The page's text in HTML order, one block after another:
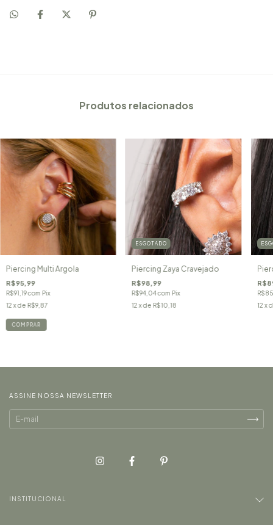
Produtos relacionados
Piercing Multi Argola
R$95,99
R$91,19com Pix
12 x de R$9,87
ESGOTADO
Piercing Zaya Cravejado
R$98,99
R$94,04com Pix
12 x de R$10,18
12 x
ASSINE NOSSA NEWSLETTER
INSTITUCIONAL